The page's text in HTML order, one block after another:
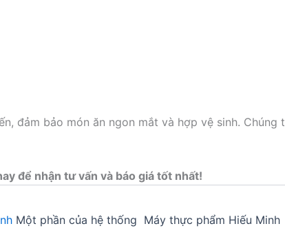
bảo món ăn ngon mắt và hợp vệ sinh. Chúng
để nhận tư vấn và báo giá tốt nhất!
Một phần của hệ thống Máy thực phẩm Hiếu Minh